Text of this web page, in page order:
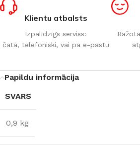
Klientu atbalsts
Izpalīdzīgs serviss:
čatā, telefoniski, vai pa e-pastu
Papildu informācija
SVARS
0,9 kg